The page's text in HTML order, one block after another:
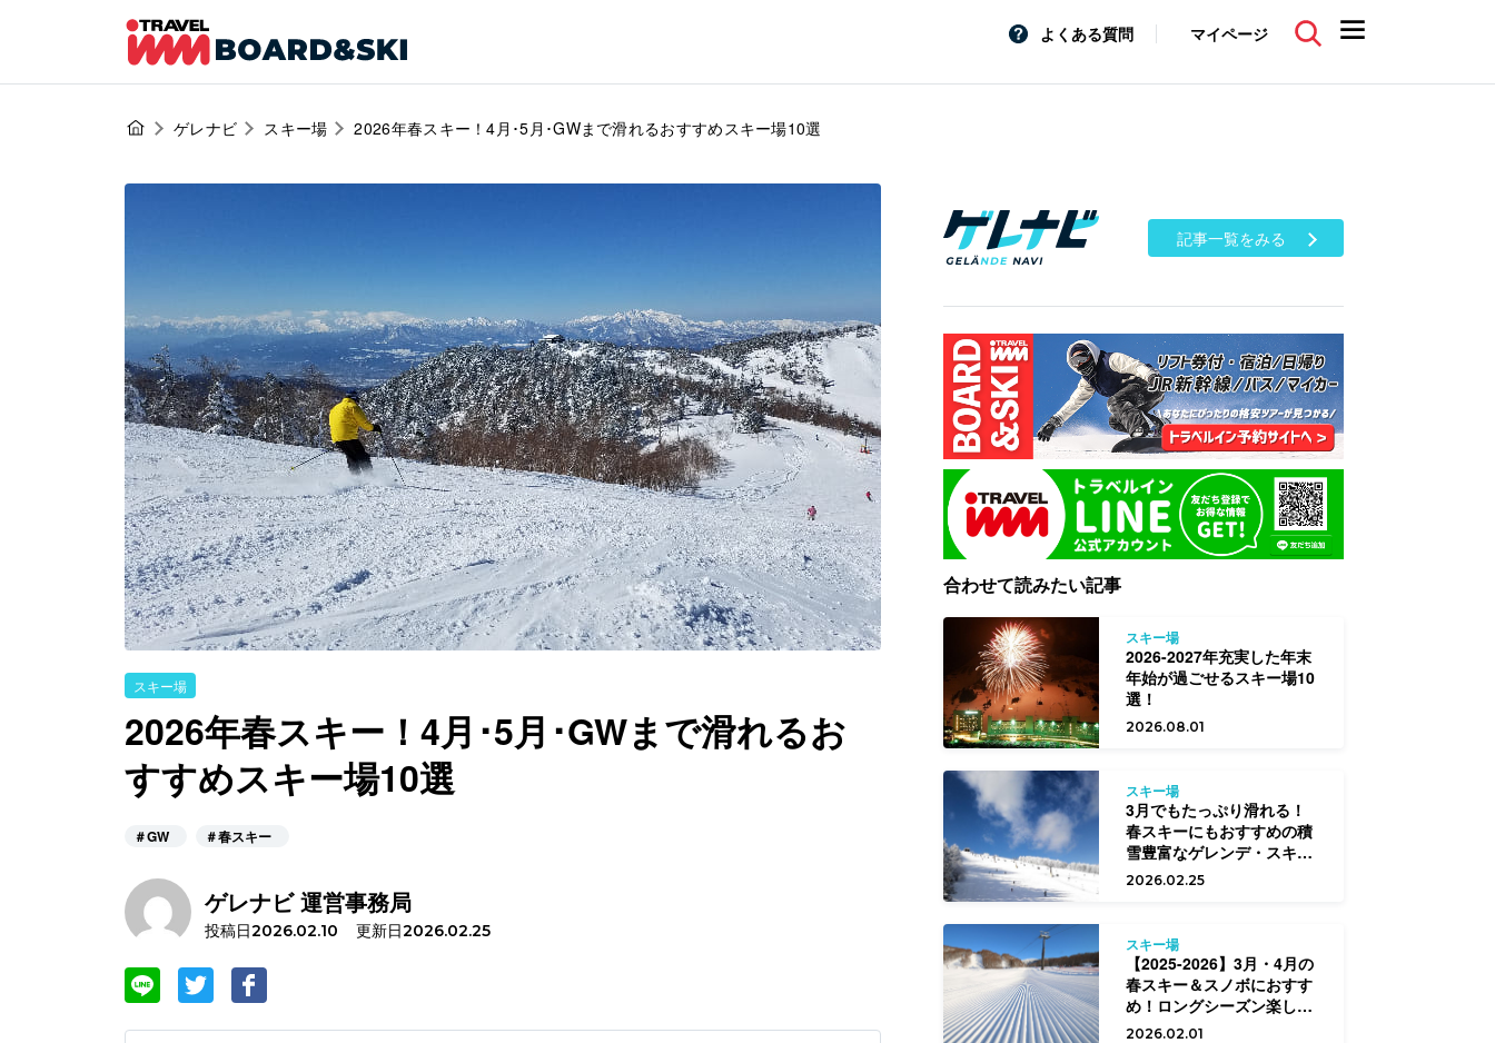
よくある質問 マイページ
ゲレナビ スキー場 2026年春スキー！4月･5月･GWまで滑れるおすすめスキー場10選
スキー場
2026年春スキー！4月･5月･GWまで滑れるお
すすめスキー場10選
＃GW ＃春スキー
ゲレナビ 運営事務局
投稿日2026.02.10 更新日2026.02.25
記事一覧をみる
合わせて読みたい記事
スキー場
2026-2027年充実した年末
年始が過ごせるスキー場10
選！
2026.08.01
スキー場
3月でもたっぷり滑れる！
春スキーにもおすすめの積
雪豊富なゲレンデ・スキー
場はココ！
2026.02.25
スキー場
【2025-2026】3月・4月の
春スキー＆スノボにおすす
め！ロングシーズン楽しめ
る12スキー場
2026.02.01